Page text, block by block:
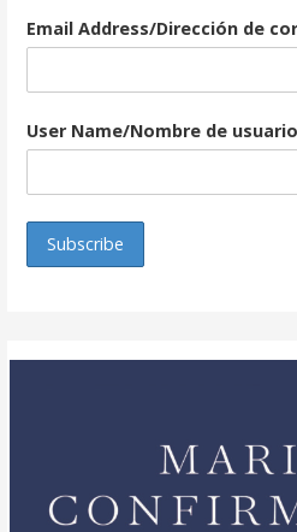
Email Address/Dirección de
User Name/Nombre de usuario